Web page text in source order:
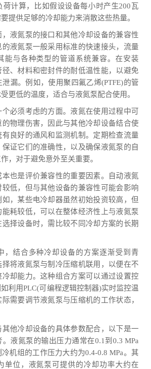
荷计算，比如假设设备每小时产生200瓦
提供足够的冷却能力来消散这些热量。
氮泵的接口和其他冷却设备的兼容性
液氮泵一般采用标准的快速接头，流量
能与各种类型的管道系统兼容。在安装
径、材料和密封件的耐低温性能，以避免
漏。例如，使用聚四氟乙烯(PTFE)的管
更低的温度，适合与液氮泵配合使用。
须考虑的方面。液氮在使用过程中可
物理伤害，因此与其他冷却设备结合使
良好的通风和监测机制。定期检查流量
证它们的准确性，以及确保液氮泵的自
，对于避免意外至关重要。
是评价兼容性的重要因素。自动液氮
低，但与其他设备的兼容性可能会影响
，某些电冷却器虽然初始投资较高，但
耗较低，可以在整体经济性上与液氮泵
择设备时，需比较不同冷却方案的长期
结合多种冷却设备的方案逐渐受到青
择将液氮泵与制冷压缩机联用，以便在不
冷却能力。这种组合方案可以通过设置控
利用PLC(可编程逻辑控制器)实时监控温
需要调节液氮泵与压缩机的工作状态，
冷却设备的具体参数配合，以下是一
液氮泵的输出压力通常在0.1到0.3 MPa
机组的工作压力大约为0.4-0.8 MPa。其
单位，液氮泵可提供的冷却功率大约在